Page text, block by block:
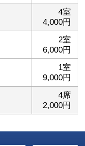
4室
4,000円
2室
6,000円
1室
9,000円
4席
2,000円